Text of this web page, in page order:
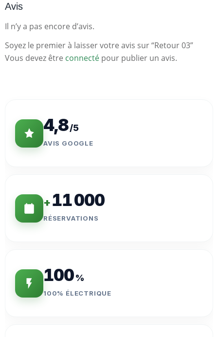
Avis
Il n’y a pas encore d’avis.
Soyez le premier à laisser votre avis sur “Retour 03”
Vous devez être connecté pour publier un avis.
4,8/5
AVIS GOOGLE
+11 000
RÉSERVATIONS
100%
100% ÉLECTRIQUE